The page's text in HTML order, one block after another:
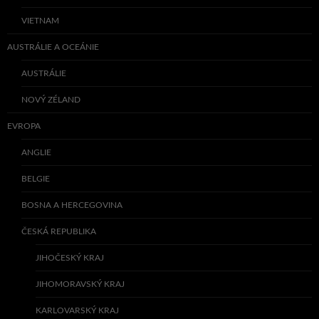
VIETNAM
AUSTRÁLIE A OCEÁNIE
AUSTRÁLIE
NOVÝ ZÉLAND
EVROPA
ANGLIE
BELGIE
BOSNA A HERCEGOVINA
ČESKÁ REPUBLIKA
JIHOČESKÝ KRAJ
JIHOMORAVSKÝ KRAJ
KARLOVARSKÝ KRAJ